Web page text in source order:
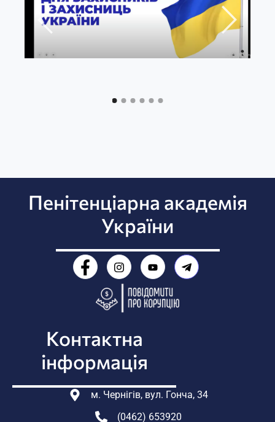
Пенітенціарна академія
України
Контактна
інформація
м. Чернігів, вул. Гонча, 34
(0462) 653920